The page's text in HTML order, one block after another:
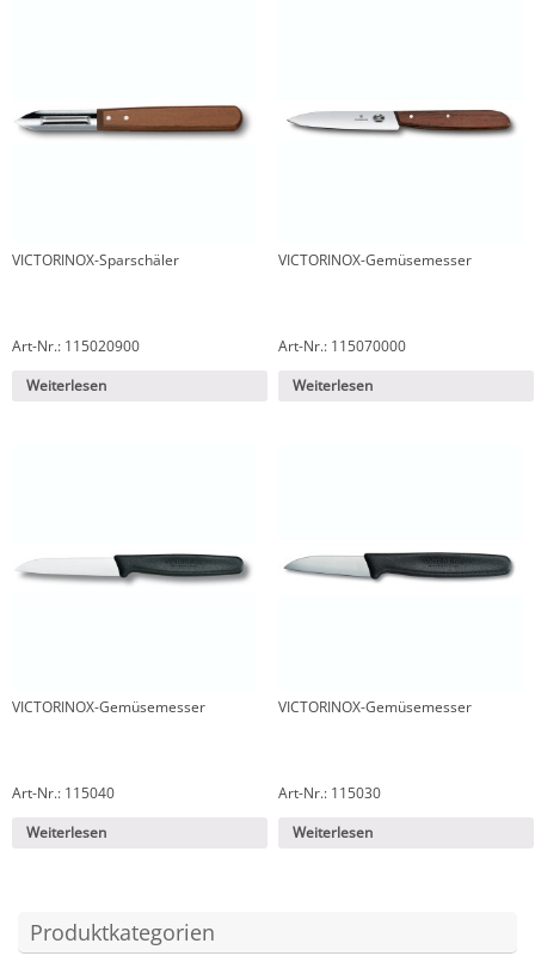
VICTORINOX-Sparschäler
Art-Nr.: 115020900
Weiterlesen
VICTORINOX-Gemüsemesser
Art-Nr.: 115070000
Weiterlesen
VICTORINOX-Gemüsemesser
Art-Nr.: 115040
Weiterlesen
VICTORINOX-Gemüsemesser
Art-Nr.: 115030
Weiterlesen
Produktkategorien